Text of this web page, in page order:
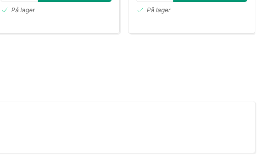
På lager På lager